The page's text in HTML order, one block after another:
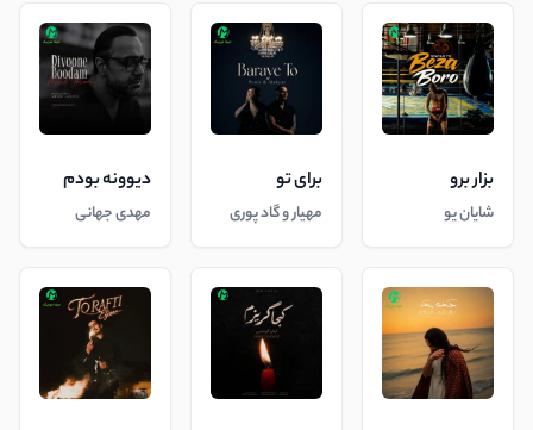
بزار برو
شایان یو
برای تو
مهیار و گاد پوری
دیوونه بودم
مهدی جهانی